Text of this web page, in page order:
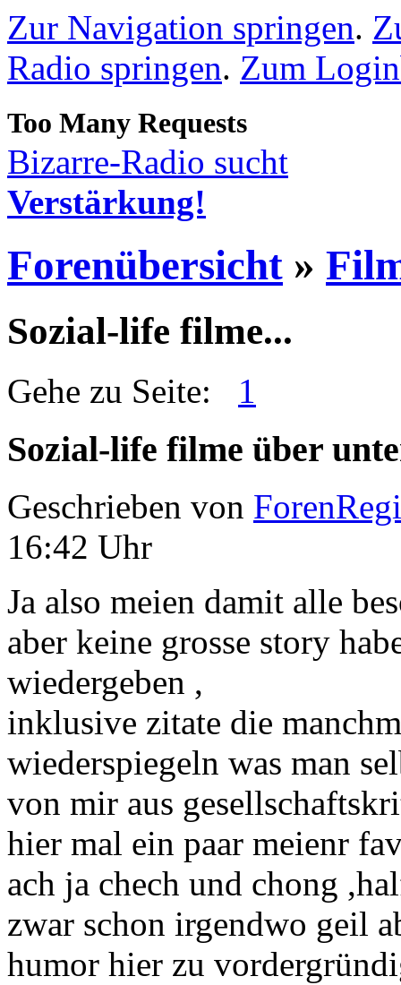
Zur Navigation springen.
Radio springen. Zum
Bizarre-Radio sucht
Verstärkung!
Forenübersicht »
Sozial-life filme...
Gehe zu Seite: 1
Sozial-life filme über
Geschrieben von
16:42 Uhr
Ja also meien damit alle
aber keine grosse story
wiedergeben ,
inklusive zitate die
wiederspiegeln was man
von mir aus
hier mal ein paar meienr
ach ja chech und chong
zwar schon irgendwo geil
humor hier zu